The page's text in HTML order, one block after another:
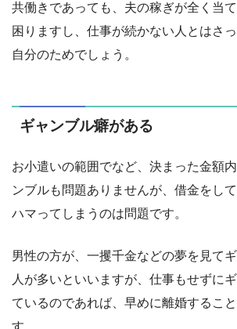
共働きであっても、夫の稼ぎが全く当
困りますし、仕事が続かない人とはさ
自分のためでしょう。
ギャンブル癖がある
お小遣いの範囲でなど、決まった金額
ンブルも問題ありませんが、借金をし
ハマってしまうのは問題です。
男性の方が、一攫千金などの夢を見て
人が多いといいますが、仕事もせずに
ているのであれば、早めに離婚するこ